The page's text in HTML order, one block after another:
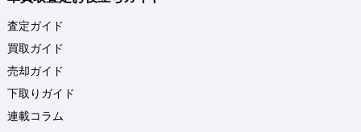
査定ガイド
買取ガイド
売却ガイド
下取りガイド
連載コラム